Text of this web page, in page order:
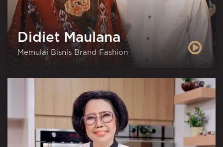
Didiet Maulana
Memulai Bisnis Brand Fashion